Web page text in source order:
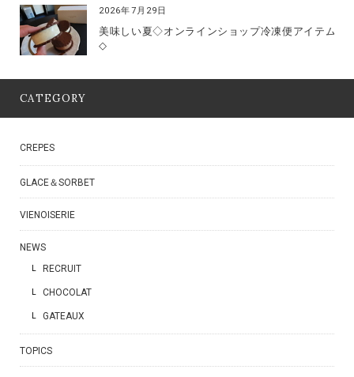
美味しい夏◇オンラインショップ冷凍便アイテム
◇
2026年7月29日
CATEGORY
CREPES
GLACE＆SORBET
VIENOISERIE
NEWS
RECRUIT
CHOCOLAT
GATEAUX
TOPICS